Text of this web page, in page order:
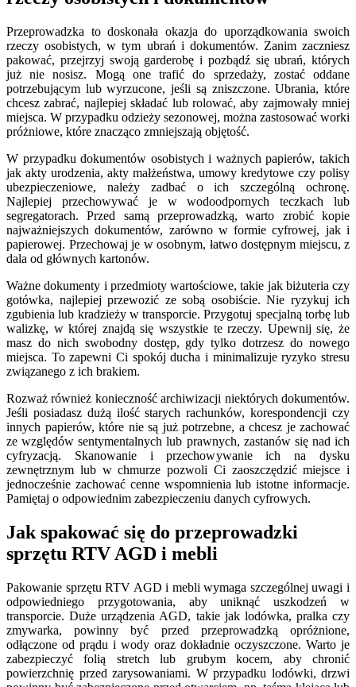
Przeprowadzka to doskonała okazja do uporządkowania swoich
rzeczy osobistych, w tym ubrań i dokumentów. Zanim zaczniesz
pakować, przejrzyj swoją garderobę i pozbądź się ubrań, których
już nie nosisz. Mogą one trafić do sprzedaży, zostać oddane
potrzebującym lub wyrzucone, jeśli są zniszczone. Ubrania, które
chcesz zabrać, najlepiej składać lub rolować, aby zajmowały mniej
miejsca. W przypadku odzieży sezonowej, można zastosować worki
próżniowe, które znacząco zmniejszają objętość.
W przypadku dokumentów osobistych i ważnych papierów, takich
jak akty urodzenia, akty małżeństwa, umowy kredytowe czy polisy
ubezpieczeniowe, należy zadbać o ich szczególną ochronę.
Najlepiej przechowywać je w wodoodpornych teczkach lub
segregatorach. Przed samą przeprowadzką, warto zrobić kopie
najważniejszych dokumentów, zarówno w formie cyfrowej, jak i
papierowej. Przechowaj je w osobnym, łatwo dostępnym miejscu, z
dala od głównych kartonów.
Ważne dokumenty i przedmioty wartościowe, takie jak biżuteria czy
gotówka, najlepiej przewozić ze sobą osobiście. Nie ryzykuj ich
zgubienia lub kradzieży w transporcie. Przygotuj specjalną torbę lub
walizkę, w której znajdą się wszystkie te rzeczy. Upewnij się, że
masz do nich swobodny dostęp, gdy tylko dotrzesz do nowego
miejsca. To zapewni Ci spokój ducha i minimalizuje ryzyko stresu
związanego z ich brakiem.
Rozważ również konieczność archiwizacji niektórych dokumentów.
Jeśli posiadasz dużą ilość starych rachunków, korespondencji czy
innych papierów, które nie są już potrzebne, a chcesz je zachować
ze względów sentymentalnych lub prawnych, zastanów się nad ich
cyfryzacją. Skanowanie i przechowywanie ich na dysku
zewnętrznym lub w chmurze pozwoli Ci zaoszczędzić miejsce i
jednocześnie zachować cenne wspomnienia lub istotne informacje.
Pamiętaj o odpowiednim zabezpieczeniu danych cyfrowych.
Jak spakować się do przeprowadzki
sprzętu RTV AGD i mebli
Pakowanie sprzętu RTV AGD i mebli wymaga szczególnej uwagi i
odpowiedniego przygotowania, aby uniknąć uszkodzeń w
transporcie. Duże urządzenia AGD, takie jak lodówka, pralka czy
zmywarka, powinny być przed przeprowadzką opróżnione,
odłączone od prądu i wody oraz dokładnie oczyszczone. Warto je
zabezpieczyć folią stretch lub grubym kocem, aby chronić
powierzchnię przed zarysowaniami. W przypadku lodówki, drzwi